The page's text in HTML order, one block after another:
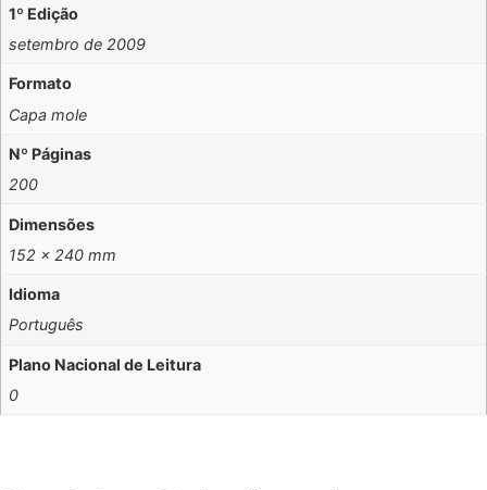
1º Edição
setembro de 2009
Formato
Capa mole
Nº Páginas
200
Dimensões
152 x 240 mm
Idioma
Português
Plano Nacional de Leitura
0